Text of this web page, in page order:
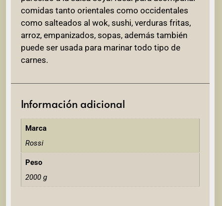
comidas tanto orientales como occidentales
como salteados al wok, sushi, verduras fritas,
arroz, empanizados, sopas, además también
puede ser usada para marinar todo tipo de
carnes.
Información adicional
Marca
Rossi
Peso
2000 g